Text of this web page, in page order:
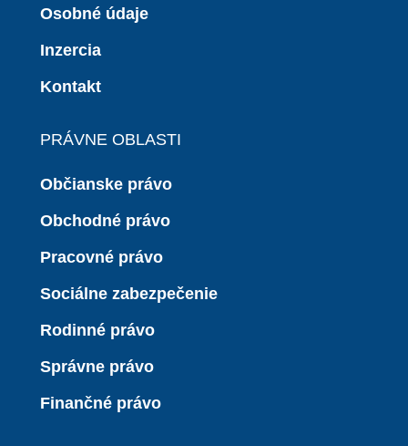
Osobné údaje
Inzercia
Kontakt
PRÁVNE OBLASTI
Občianske právo
Obchodné právo
Pracovné právo
Sociálne zabezpečenie
Rodinné právo
Správne právo
Finančné právo